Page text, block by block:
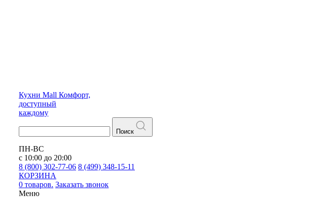
Кухни Mall Комфорт,
доступный
каждому
Поиск
ПН-ВС
с 10:00 до 20:00
8 (800) 302-77-06 8 (499) 348-15-11
КОРЗИНА
0 товаров. Заказать звонок
Меню